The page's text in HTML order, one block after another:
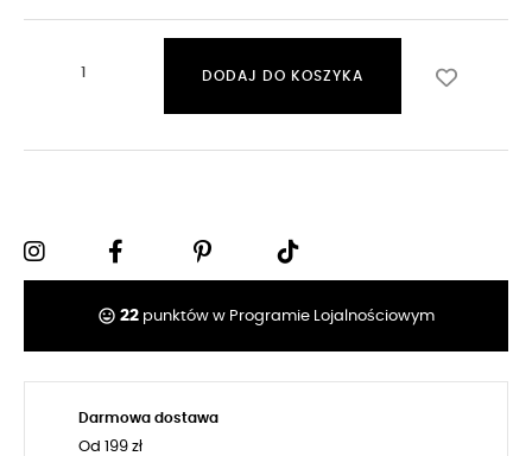
DODAJ DO KOSZYKA
tag_faces 22 punktów w Programie Lojalnościowym
Darmowa dostawa
Od 199 zł